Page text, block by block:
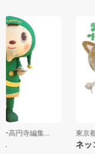
ー高円寺編集... 東
ネ